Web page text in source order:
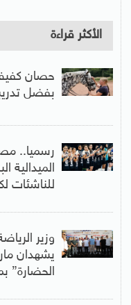
الأكثر قراءة
حصان
بفضل
رسميا..
الميدالية
للناشئات
وزير
يشهدان
الحضارة”